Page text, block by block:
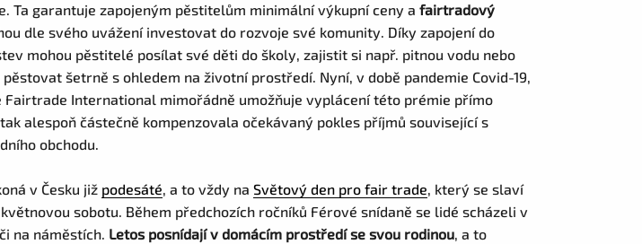
Ta garantuje zapojeným pěstitelům minimální výkupní ceny afairtradový
dle svého uvážení investovat do rozvoje své komunity. Díky zapojení do
mohou pěstitelé posílat své děti do školy, zajistit si např. pitnou vodu nebo
šetrně s ohledem na životní prostředí. Nyní, v době pandemie Covid-19,
Fairtrade International mimořádně umožňuje vyplácení této prémie přímo
alespoň částečně kompenzovala očekávaný pokles příjmů související s
obchodu.
v Česku již podesáté, a to vždy naSvětový den pro fair trade, který se slaví
sobotu. Během předchozích ročníků Férové snídaně se lidé scházeli v
na náměstích. Letos posnídají v domácím prostředí se svou rodinou, a to